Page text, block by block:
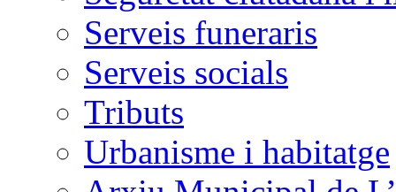
Serveis funeraris
Serveis socials
Tributs
Urbanisme i habitatge